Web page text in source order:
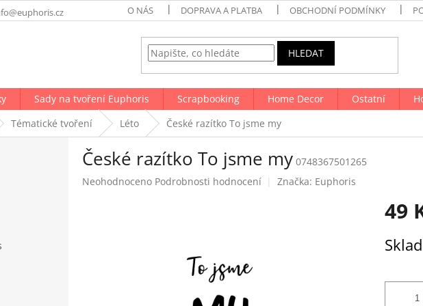
O NÁS DOPRAVA A PLATBA OBCHODNÍ PODMÍNKY
HLEDAT
Sady na tvoření Euphoris Scrapbooking Home Decor Ostatní
Tématické tvoření Léto České razítko To jsme my
České razítko To jsme my 0748367501265
Průměrné
Neohodnoceno Podrobnosti hodnocení Značka: Euphoris
49
cena: